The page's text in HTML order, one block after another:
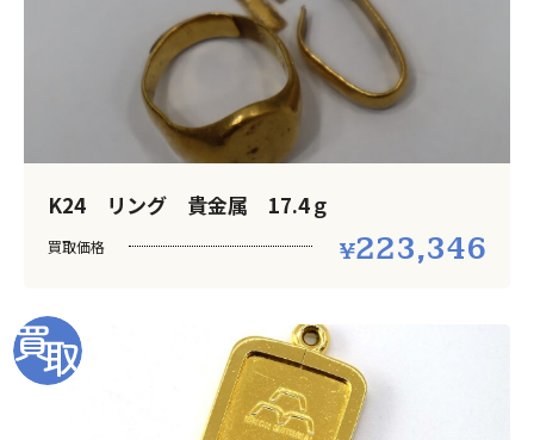
K24 リング 貴金属 17.4ｇ
買取価格 223,346